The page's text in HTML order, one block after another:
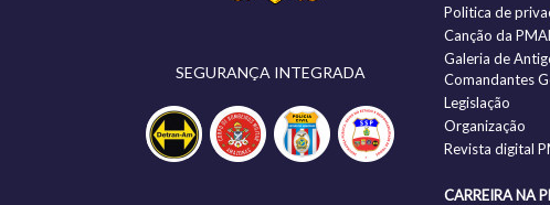
SEGURANÇA INTEGRADA
Politica de
Canção da
Galeria de
Comandantes
Legislação
Organização
Revista digital
CARREIRA NA